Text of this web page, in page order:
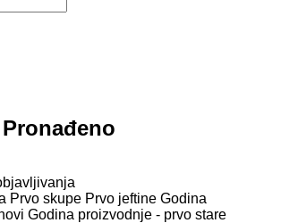
Pronađeno
Prvo skupe Prvo jeftine Godina
Godina proizvodnje - prvo stare